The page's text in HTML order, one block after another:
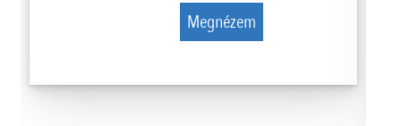
Megnézem